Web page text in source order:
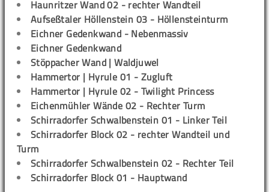
Haunritzer Wand 02 - rechter Wandteil
Aufseßtaler Höllenstein 03 - Höllensteinturm
Eichner Gedenkwand - Nebenmassiv
Eichner Gedenkwand
Stöppacher Wand | Waldjuwel
Hammertor | Hyrule 01 - Zugluft
Hammertor | Hyrule 02 - Twilight Princess
Eichenmühler Wände 02 - Rechter Turm
Schirradorfer Schwalbenstein 01 - Linker Teil
Schirradorfer Block 02 - rechter Wandteil und
Turm
Schirradorfer Schwalbenstein 02 - Rechter Teil
Schirradorfer Block 01 - Hauptwand